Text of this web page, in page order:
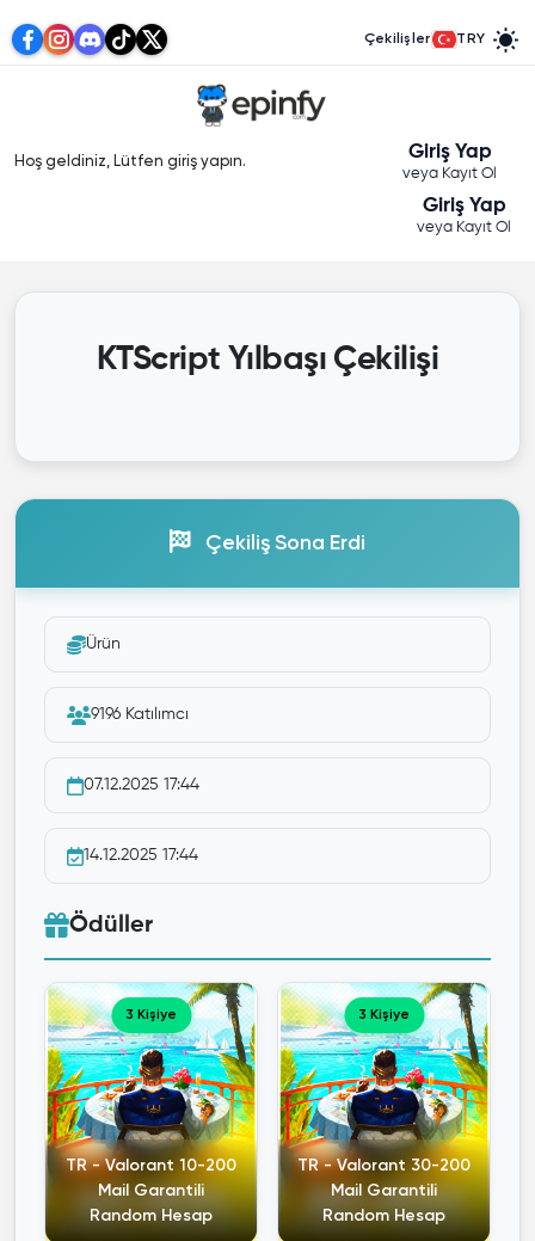
Çekilişler TRY
Hoş geldiniz, Lütfen giriş yapın. Giriş Yap
veya Kayıt Ol
Giriş Yap
veya Kayıt Ol
KTScript Yılbaşı Çekilişi
Çekiliş Sona Erdi
Ürün
9196 Katılımcı
07.12.2025 17:44
14.12.2025 17:44
Ödüller
3 Kişiye
TR - Valorant 10-200
Mail Garantili
Random Hesap
3 Kişiye
TR - Valorant 30-200
Mail Garantili
Random Hesap